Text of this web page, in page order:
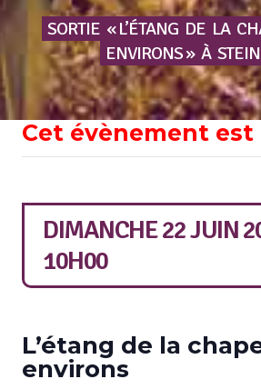
SORTIE « L’ÉTANG DE LA
ENVIRONS » À
Cet évènement est
DIMANCHE 22 JUIN
10H00
L’étang de la
environs